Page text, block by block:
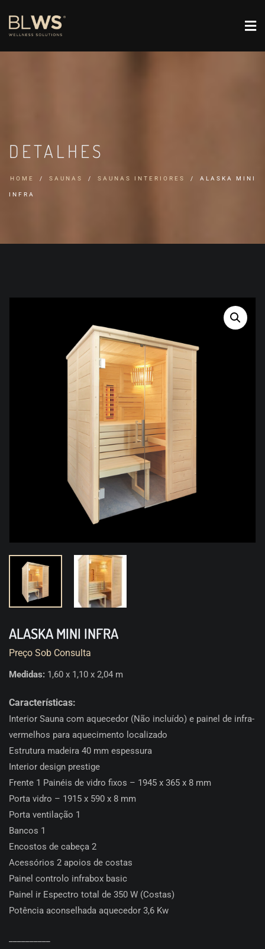
DETALHES
HOME SAUNAS SAUNAS INTERIORES ALASKA MINI
INFRA
ALASKA MINI INFRA
Preço Sob Consulta
Medidas: 1,60 x 1,10 x 2,04 m
Características:
Interior Sauna com aquecedor (Não incluído) e painel de infra-
vermelhos para aquecimento localizado
Estrutura madeira 40 mm espessura
Interior design prestige
Frente 1 Painéis de vidro fixos – 1945 x 365 x 8 mm
Porta vidro – 1915 x 590 x 8 mm
Porta ventilação 1
Bancos 1
Encostos de cabeça 2
Acessórios 2 apoios de costas
Painel controlo infrabox basic
Painel ir Espectro total de 350 W (Costas)
Potência aconselhada aquecedor 3,6 Kw